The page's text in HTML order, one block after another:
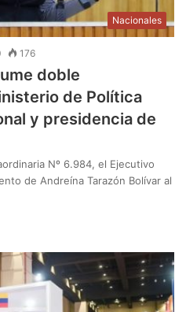
Nacionales
176
doble
de Política
y presidencia de
Nº 6.984, el Ejecutivo
de Andreína Tarazón Bolívar al